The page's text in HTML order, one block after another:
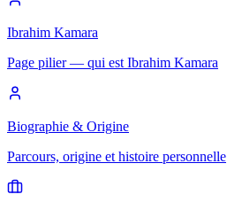
Ibrahim Kamara
Page pilier — qui est Ibrahim Kamara
Biographie & Origine
Parcours, origine et histoire personnelle